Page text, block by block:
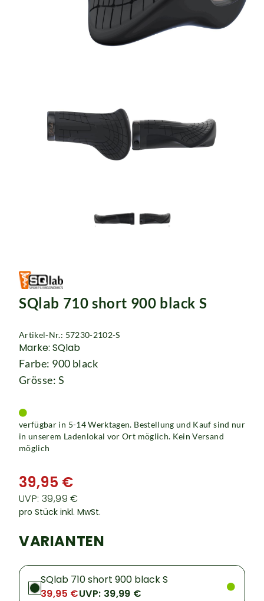
Rucksäcke
SQlab 710 short 900 black S
Artikel-Nr.: 57230-2102-S
Marke: SQlab
Farbe: 900 black
Grösse: S
verfügbar in 5-14 Werktagen. Bestellung und Kauf sind nur
in unserem Ladenlokal vor Ort möglich. Kein Versand
möglich
39,95 €
UVP: 39,99 €
pro Stück inkl. MwSt.
VARIANTEN
SQlab 710 short 900 black S
39,95 €UVP: 39,99 €